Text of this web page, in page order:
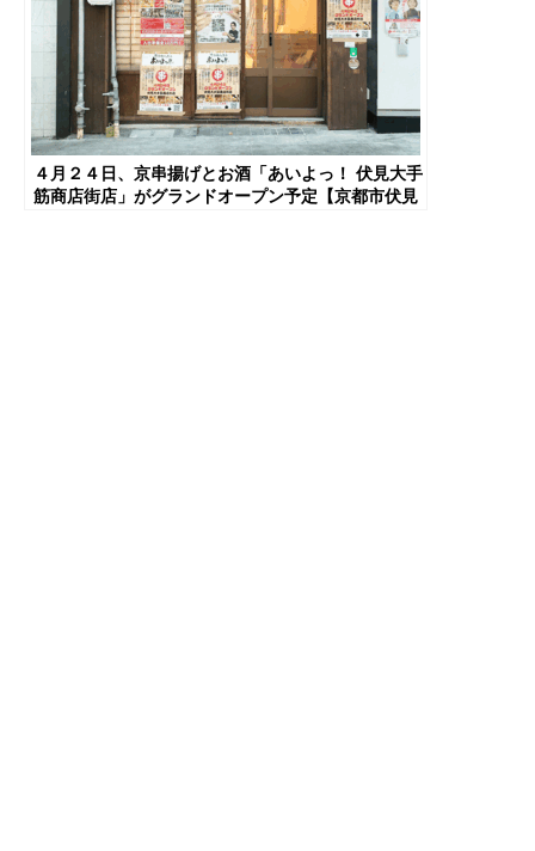
４月２４日、京串揚げとお酒「あいよっ！ 伏見大手
筋商店街店」がグランドオープン予定【京都市伏見